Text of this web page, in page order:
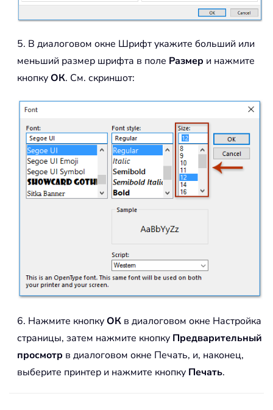
5. В диалоговом окне Шрифт укажите больший или
меньший размер шрифта в поле Размер и нажмите
кнопкуОК. См. скриншот:
6. Нажмите кнопкуОК в диалоговом окне Настройка
страницы, затем нажмите кнопку Предварительный
просмотр в диалоговом окне Печать, и, наконец,
выберите принтер и нажмите кнопку Печать.